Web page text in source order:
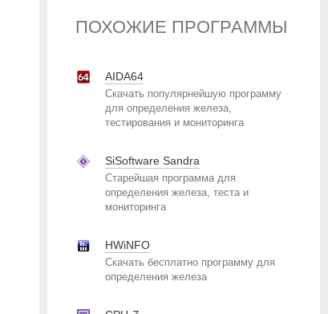
ПОХОЖИЕ ПРОГРАММЫ
AIDA64
Скачать популярнейшую программу
для определения железа,
тестирования и мониторинга
SiSoftware Sandra
Старейшая программа для
определения железа, теста и
мониторинга
HWiNFO
Скачать бесплатно программу для
определения железа